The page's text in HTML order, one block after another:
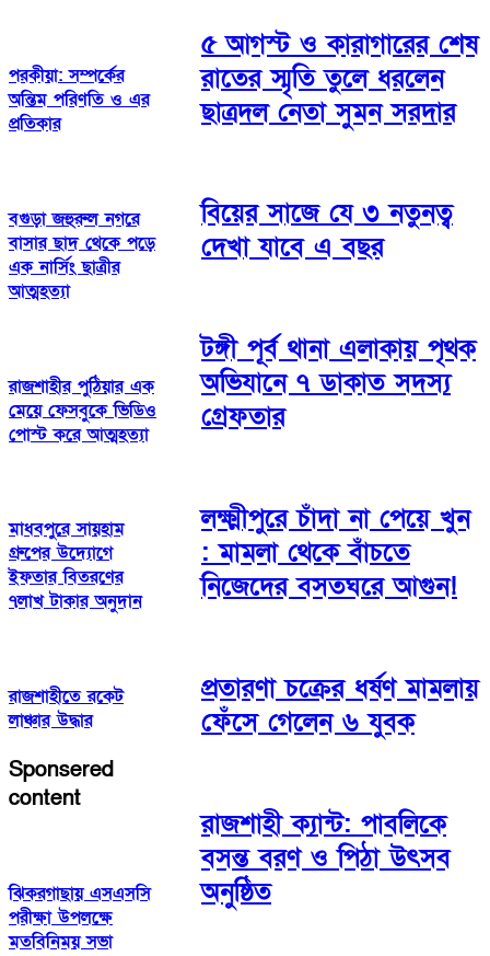
পরকীয়া: সম্পর্কের
অন্তিম পরিণতি ও এর
প্রতিকার
বগুড়া জহুরুল নগরে
বাসার ছাদ থেকে পড়ে
এক নার্সিং ছাত্রীর
আত্মহত্যা
রাজশাহীর পুঠিয়ার এক
মেয়ে ফেসবুকে ভিডিও
পোস্ট করে আত্মহত্যা
মাধবপুরে সায়হাম
গ্রুপের উদ্যোগে
ইফতার বিতরণের
৭লাখ টাকার অনুদান
রাজশাহীতে রকেট
লাঞ্চার উদ্ধার
Sponsered
content
ঝিকরগাছায় এসএসসি
পরীক্ষা উপলক্ষে
মতবিনিময় সভা
৫ আগস্ট ও কারাগারের শেষ
রাতের স্মৃতি তুলে ধরলেন
ছাত্রদল নেতা সুমন সরদার
বিয়ের সাজে যে ৩ নতুনত্ব
দেখা যাবে এ বছর
টঙ্গী পূর্ব থানা এলাকায় পৃথক
অভিযানে ৭ ডাকাত সদস্য
গ্রেফতার
লক্ষ্মীপুরে চাঁদা না পেয়ে খুন
: মামলা থেকে বাঁচতে
নিজেদের বসতঘরে আগুন!
প্রতারণা চক্রের ধর্ষণ মামলায়
ফেঁসে গেলেন ৬ যুবক
রাজশাহী ক্যান্ট: পাবলিকে
বসন্ত বরণ ও পিঠা উৎসব
অনুষ্ঠিত